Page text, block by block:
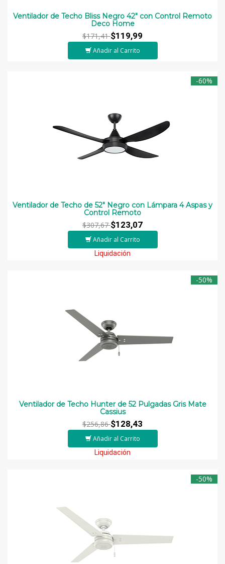
Ventilador de Techo Bliss Negro 42" con Control Remoto
Deco Home
$171,41$119,99
Añadir al Carrito
-60%
Ventilador de Techo de 52" Negro con Lámpara 4 Aspas y
Control Remoto
$307,67$123,07
Añadir al Carrito
Liquidación
-50%
Ventilador de Techo Hunter de 52 Pulgadas Gris Mate
Cassius
$256,86$128,43
Añadir al Carrito
Liquidación
-50%